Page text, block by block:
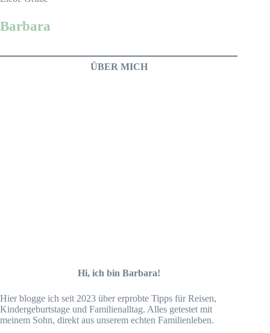
Barbara
ÜBER MICH
Hi, ich bin Barbara!
Hier blogge ich seit 2023 über erprobte Tipps für Reisen,
Kindergeburtstage und Familienalltag. Alles getestet mit
meinem Sohn, direkt aus unserem echten Familienleben.